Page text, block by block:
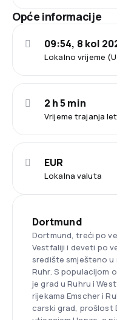
Opće informacije
Lokalno vrijeme
09:54, 8 kol
Vrijeme trajanja
2 h 5 min
Lokalna valuta
EUR
Dortmund
Dortmund, treći po
Vestfaliji i deveti po
središte smješteno
Ruhr. S populacijom
je grad u Ruhru i
rijekama Emscher i
carski grad, prošlost